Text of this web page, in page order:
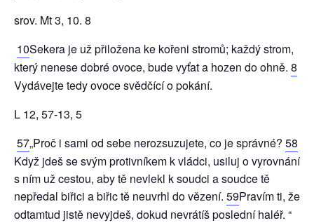
srov. Mt 3, 10. 8
10Sekera je už přiložena ke kořeni stromů; každý strom,
který nenese dobré ovoce, bude vyťat a hozen do ohně. 8
Vydávejte tedy ovoce svědčící o pokání.
L 12, 57-13, 5
57„Proč i sami od sebe nerozsuzujete, co je správné? 58
Když jdeš se svým protivníkem k vládci, usiluj o vyrovnání
s ním už cestou, aby tě nevlekl k soudci a soudce tě
nepředal biřici a biřic tě neuvrhl do vězení. 59Pravím ti, že
odtamtud jistě nevyjdeš, dokud nevrátíš poslední haléř. “